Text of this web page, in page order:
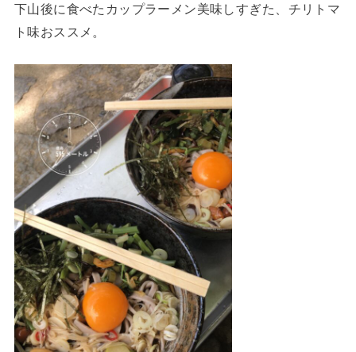
下山後に食べたカップラーメン美味しすぎた、チリトマ
ト味おススメ。